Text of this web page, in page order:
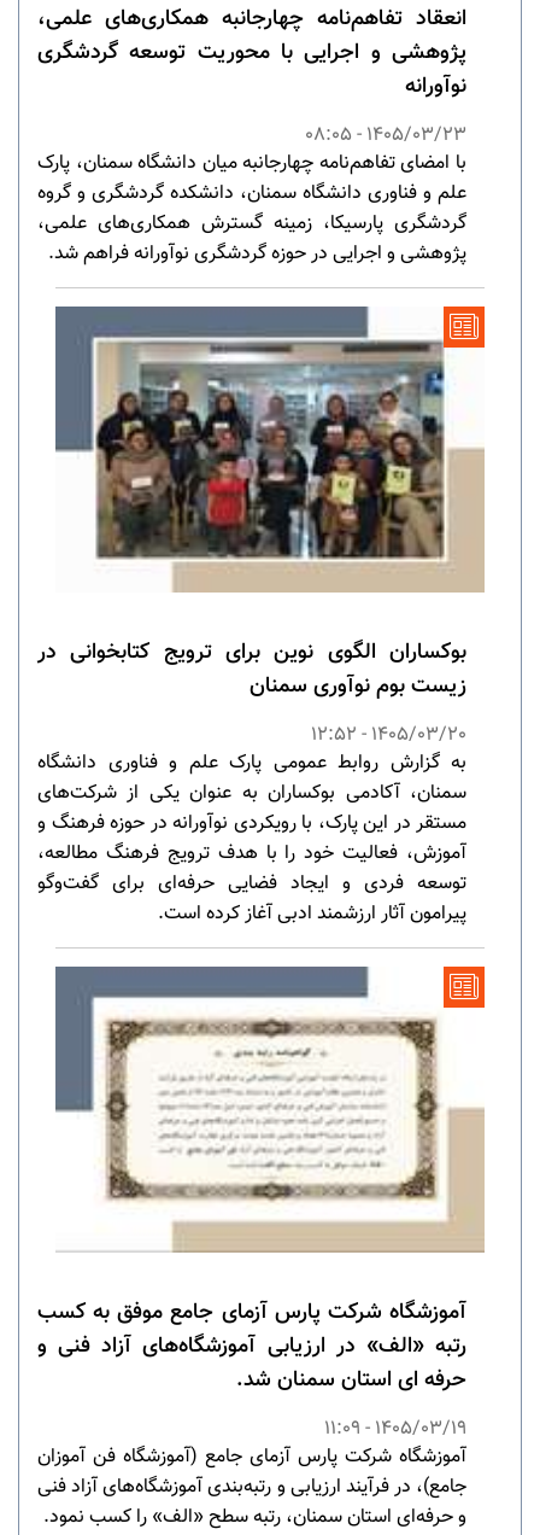
انعقاد تفاهم‌نامه چهارجانبه همکاری‌های علمی،
پژوهشی و اجرایی با محوریت توسعه گردشگری
نوآورانه
1405/03/23 - 08:05
با امضای تفاهم‌نامه چهارجانبه میان دانشگاه سمنان، پارک
علم و فناوری دانشگاه سمنان، دانشکده گردشگری و گروه
گردشگری پارسیکا، زمینه گسترش همکاری‌های علمی،
پژوهشی و اجرایی در حوزه گردشگری نوآورانه فراهم شد.
بوکساران الگوی نوین برای ترویج کتابخوانی در
زیست بوم نوآوری سمنان
1405/03/20 - 12:52
به گزارش روابط عمومی پارک علم و فناوری دانشگاه
سمنان، آکادمی بوکساران به عنوان یکی از شرکت‌های
مستقر در این پارک، با رویکردی نوآورانه در حوزه فرهنگ و
آموزش، فعالیت خود را با هدف ترویج فرهنگ مطالعه،
توسعه فردی و ایجاد فضایی حرفه‌ای برای گفت‌وگو
پیرامون آثار ارزشمند ادبی آغاز کرده است.
آموزشگاه شرکت پارس آزمای جامع موفق به کسب
رتبه «الف» در ارزیابی آموزشگاه‌های آزاد فنی و
حرفه ای استان سمنان شد.
1405/03/19 - 11:09
آموزشگاه شرکت پارس آزمای جامع (آموزشگاه فن آموزان
جامع)، در فرآیند ارزیابی و رتبه‌بندی آموزشگاه‌های آزاد فنی
و حرفه‌ای استان سمنان، رتبه سطح «الف» را کسب نمود.